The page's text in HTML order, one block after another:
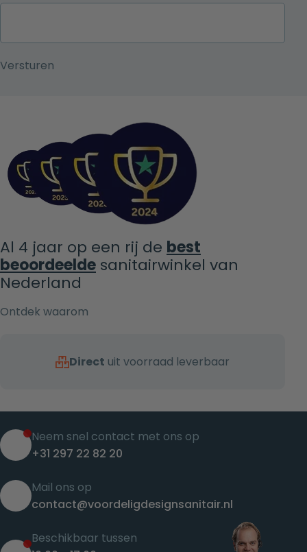
Al 4 jaar op een rij de best
beoordeelde sanitairwinkel van
Nederland
Ontdek waarom
Direct uit voorraad leverbaar
Neem snel contact met ons op
+31 297 22 82 20
Mail ons op
contact@voordeligdesignsanitair.nl
Beschikbaar tussen